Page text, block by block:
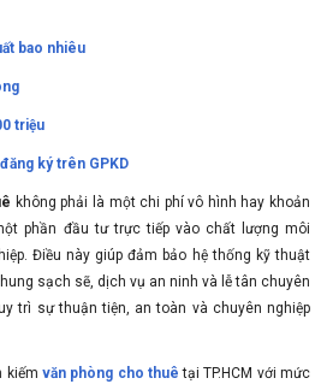
bao nhiêu
triệu
ký trên GPKD
không phải là một chi phí vô hình hay khoản
phần đầu tư trực tiếp vào chất lượng môi
Điều này giúp đảm bảo hệ thống kỹ thuật
sạch sẽ, dịch vụ an ninh và lễ tân chuyên
trì sự thuận tiện, an toàn và chuyên nghiệp
kiếm văn phòng cho thuê tại TP.HCM với mức